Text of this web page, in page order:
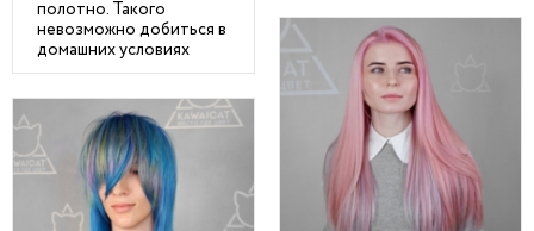
полотно. Такого
невозможно добиться в
домашних условиях